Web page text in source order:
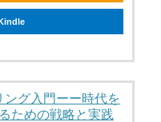
Kindle
ング入門ーー時代を
ための戦略と実践